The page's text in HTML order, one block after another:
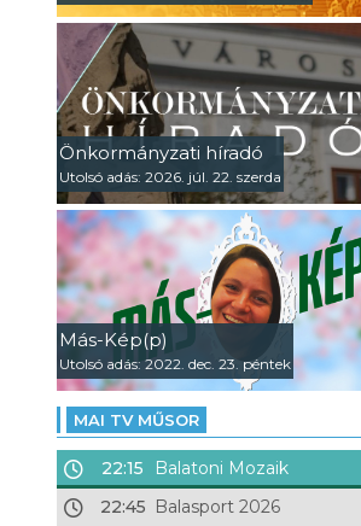
Önkormányzati híradó
Utolsó adás: 2026. júl. 22. szerda
Más-Kép(p)
Utolsó adás: 2022. dec. 23. péntek
MAI TV MŰSOR
22:15
Balatoni Mozaik
22:45 Balasport 2026